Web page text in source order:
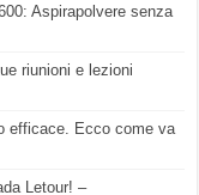
Aspirapolvere senza
riunioni e lezioni
efficace. Ecco come va
Letour! –